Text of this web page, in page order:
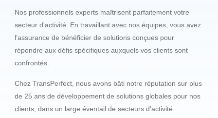
Nos professionnels experts maîtrisent parfaitement votre
secteur d'activité. En travaillant avec nos équipes, vous avez
l’assurance de bénéficier de solutions conçues pour
répondre aux défis spécifiques auxquels vos clients sont
confrontés.
Chez TransPerfect, nous avons bâti notre réputation sur plus
de 25 ans de développement de solutions globales pour nos
clients, dans un large éventail de secteurs d’activité.